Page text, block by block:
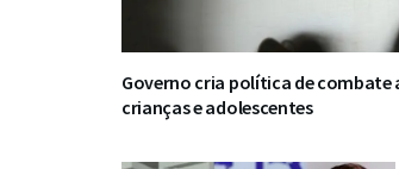
Governo cria política de combate
crianças e adolescentes